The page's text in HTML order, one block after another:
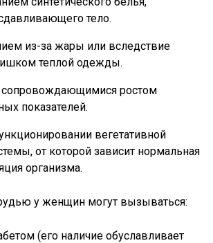
тело.
из-за жары или вследствие
теплой одежды.
сопровождающимися ростом
показателей.
вегетативной
от которой зависит нормальная
организма.
у женщин могут вызываться:
(его наличие обуславливает